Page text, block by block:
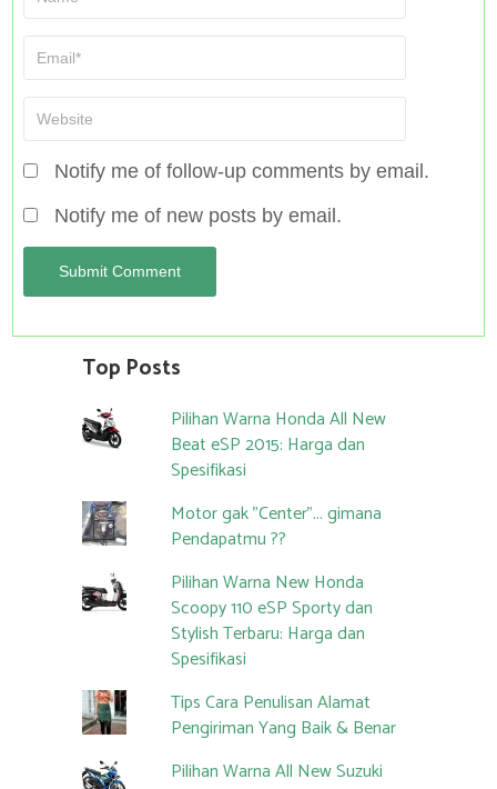
Notify me of follow-up comments by email.
Notify me of new posts by email.
Top Posts
Pilihan Warna Honda All New
Beat eSP 2015: Harga dan
Spesifikasi
Motor gak "Center"... gimana
Pendapatmu ??
Pilihan Warna New Honda
Scoopy 110 eSP Sporty dan
Stylish Terbaru: Harga dan
Spesifikasi
Tips Cara Penulisan Alamat
Pengiriman Yang Baik & Benar
Pilihan Warna All New Suzuki